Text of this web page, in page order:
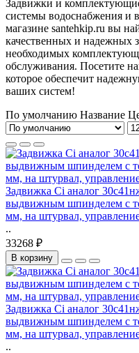
Задвижки и
системы водоснабжения и
магазине santehkip.ru вы
качественных и надежных
необходимых
обслуживания. Посетите
которое обеспечит
ваших систем!
По умолчанию Название
Задвижка Ci аналог
выдвижным шпинделем с
мм, на штурвал,
..
33268 ₽
В корзину
Задвижка Ci аналог
выдвижным шпинделем с
мм, на штурвал,
..